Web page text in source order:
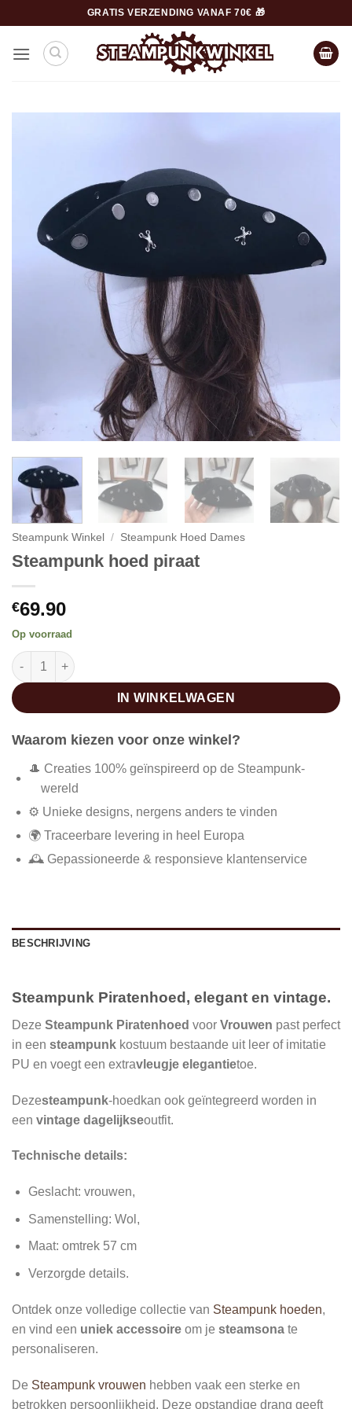
naar
inhoud
GRATIS VERZENDING VANAF 70€ 🎁
Steampunk Winkel / Steampunk Hoed Dames
Steampunk hoed piraat
€69.90
Op voorraad
Steampunk hoed piraat aantal
IN WINKELWAGEN
Waarom kiezen voor onze winkel?
🎩 Creaties 100% geïnspireerd op de Steampunk-
wereld
⚙️ Unieke designs, nergens anders te vinden
🌍 Traceerbare levering in heel Europa
🕰️ Gepassioneerde & responsieve klantenservice
BESCHRIJVING
Steampunk Piratenhoed, elegant en vintage.
Deze Steampunk Piratenhoed voor Vrouwen past perfect
in een steampunk kostuum bestaande uit leer of imitatie
PU en voegt een extravleugje elegantietoe.
Dezesteampunk-hoed kan ook geïntegreerd worden in
een vintage dagelijkseoutfit.
Technische details:
Geslacht: vrouwen,
Samenstelling: Wol,
Maat: omtrek 57 cm
Verzorgde details.
Ontdek onze volledige collectie van Steampunk hoeden,
en vind een uniek accessoire om je steamsona te
personaliseren.
De Steampunk vrouwen hebben vaak een sterke en
betrokken persoonlijkheid. Deze opstandige drang geeft